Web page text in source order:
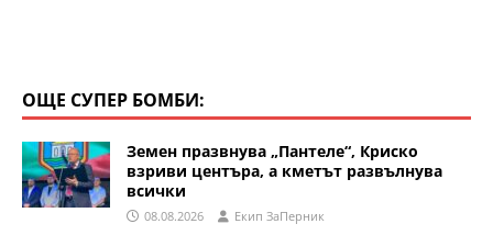
ОЩЕ СУПЕР БОМБИ:
Земен празвнува „Пантеле“, Криско
взриви центъра, а кметът развълнува
всички
08.08.2026 Eкип ЗаПерник